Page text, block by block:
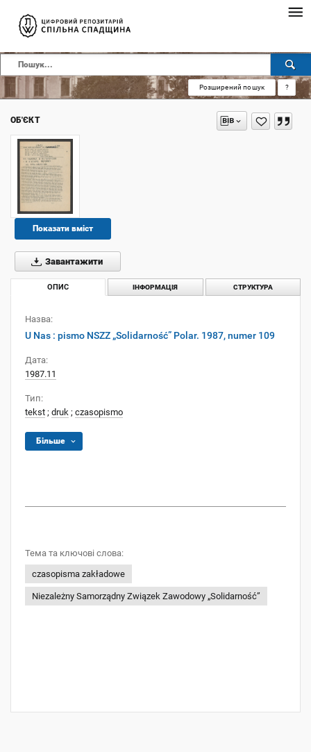
Розширений пошук ?
ОБ'ЄКТ
Показати вміст
Завантажити
ОПИС ІНФОРМАЦІЯ СТРУКТУРА
Назва:
U Nas : pismo NSZZ „Solidarność” Polar. 1987, numer 109
Дата:
1987.11
Тип:
tekst ; druk ; czasopismo
Більше
Тема та ключові слова:
czasopisma zakładowe
Niezależny Samorządny Związek Zawodowy „Solidarność”